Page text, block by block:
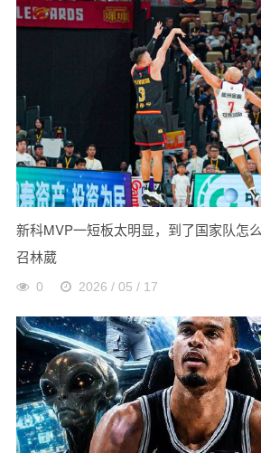
新科MVP一短板太明显，到了国家队怎
召林葳
0 2026 / 05 / 17